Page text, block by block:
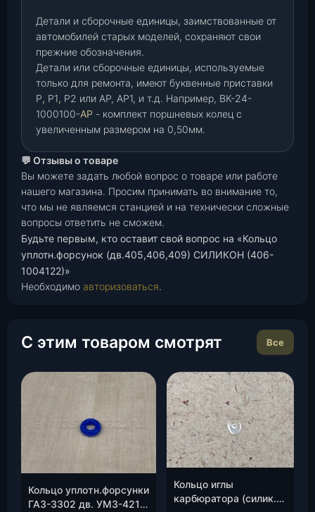
Детали и сборочные единицы, заимствованные от
автомобилей старых моделей, сохраняют свои
прежние обозначения.
Детали или сборочные единицы, используемые
только для ремонта, имеют буквенные приставки
Р, Р1, Р2 или АР, АР1, и т.д. Например, ВК-24-
1000100-АР - комплект поршневых колец с
увеличенным размером на 0,50мм.
💬 Отзывы о товаре
Вы можете задать любой вопрос о товаре или работе
нашего магазина. Просим принимать во внимание то,
что мы не являемся станцией и на технически сложные
вопросы ответить не сможем.
Будьте первым, кто оставит свой вопрос на «Кольцо
уплотн.форсунок (дв.405,406,409) СИЛИКОН (406-
1004122)»
Необходимо авторизоваться.
С этим товаром смотрят Все
Кольцо уплотн.форсунки
ГАЗ-3302 дв. УМЗ-4216
Кольцо иглы
карбюратора (силик.),